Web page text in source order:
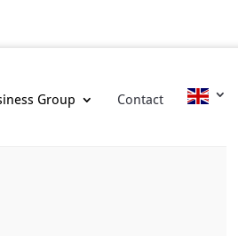
Group Contact